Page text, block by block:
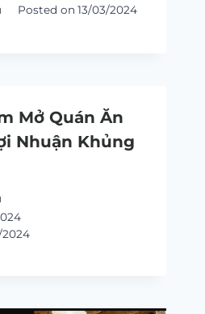
Posted on 13/03/2024
Mở Quán Ăn
Nhuận Khủng
2024